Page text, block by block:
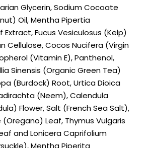
Glycerin, Sodium Cocoate
Oil, Mentha Pipertia
Fucus Vesiculosus (Kelp)
Cellulose, Cocos Nucifera (Virgin
(Vitamin E), Panthenol,
Sinensis (Organic Green Tea)
(Burdock) Root, Urtica Dioica
(Neem), Calendula
Flower, Salt (French Sea Salt),
Leaf, Thymus Vulgaris
and Lonicera Caprifolium
Mentha Piperita